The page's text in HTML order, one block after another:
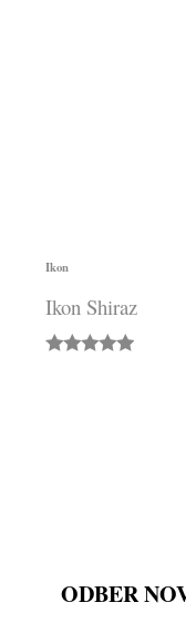
Ikon
Ikon Shiraz
ODBER